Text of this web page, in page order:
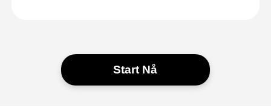
Start Nå